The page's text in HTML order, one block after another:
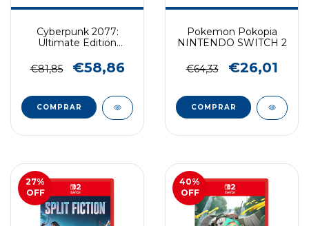
Cyberpunk 2077:
Ultimate Edition
€81,85
€58,86
COMPRAR
Pokemon Pokopia
NINTENDO SWITCH 2
€64,33 €26,01
COMPRAR
27%
OFF
40%
OFF